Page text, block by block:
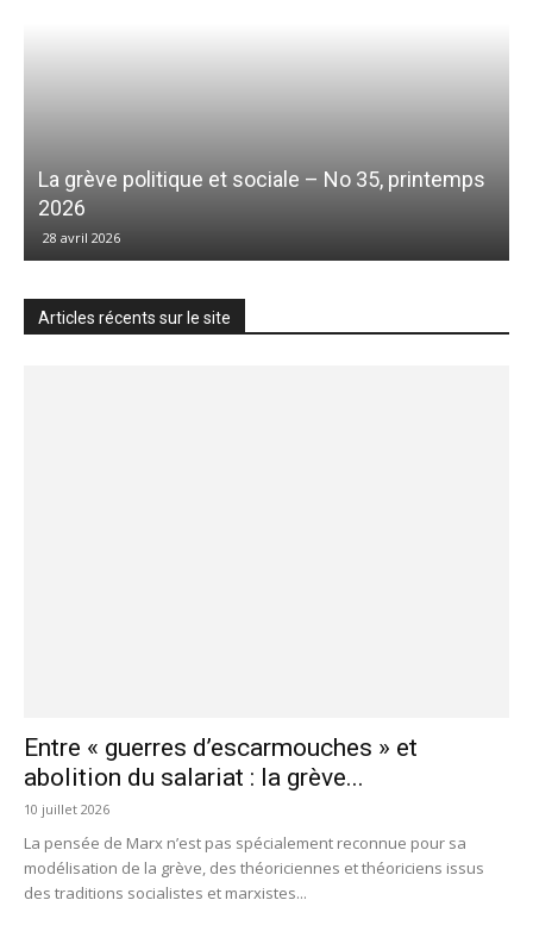
La grève politique et sociale – No 35, printemps
2026
28 avril 2026
Articles récents sur le site
Entre « guerres d’escarmouches » et
abolition du salariat : la grève...
10 juillet 2026
La pensée de Marx n’est pas spécialement reconnue pour sa
modélisation de la grève, des théoriciennes et théoriciens issus
des traditions socialistes et marxistes...